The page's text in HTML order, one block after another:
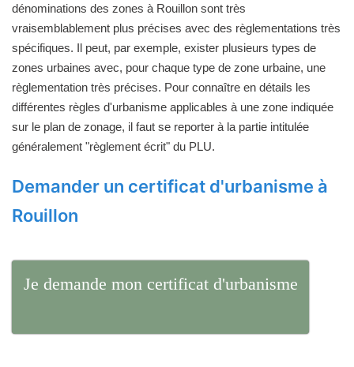
dénominations des zones à Rouillon sont très
vraisemblablement plus précises avec des règlementations très
spécifiques. Il peut, par exemple, exister plusieurs types de
zones urbaines avec, pour chaque type de zone urbaine, une
règlementation très précises. Pour connaître en détails les
différentes règles d'urbanisme applicables à une zone indiquée
sur le plan de zonage, il faut se reporter à la partie intitulée
généralement "règlement écrit" du PLU.
Demander un certificat d'urbanisme à
Rouillon
Je demande mon certificat d'urbanisme